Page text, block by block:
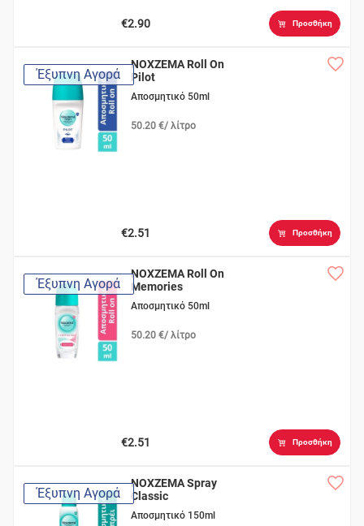
€2.90 Προσθήκη
Έξυπνη Αγορά
NOXZEMA Roll On
Pilot
Αποσμητικό 50ml
50.20 €/ λίτρο
€2.51 Προσθήκη
Έξυπνη Αγορά
NOXZEMA Roll On
Memories
Αποσμητικό 50ml
50.20 €/ λίτρο
€2.51 Προσθήκη
Έξυπνη Αγορά
NOXZEMA Spray
Classic
Αποσμητικό 150ml